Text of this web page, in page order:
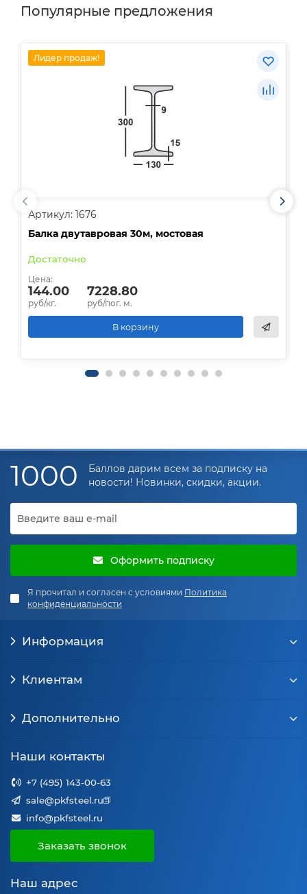
Популярные предложения
Лидер продаж!
Артикул: 1676
Балка двутавровая 30м, мостовая
Достаточно
Цена:
144.00
руб/кг.
7228.80
руб/пог. м.
В корзину
1000
Баллов дарим всем за подписку на
новости! Новинки, скидки, акции.
Оформить подписку
Я прочитал и согласен с условиями Политика
конфиденциальности
Информация
Клиентам
Дополнительно
Наши контакты
+7 (495) 143-00-63
sale@pkfsteel.ru
info@pkfsteel.ru
Заказать звонок
Наш адрес